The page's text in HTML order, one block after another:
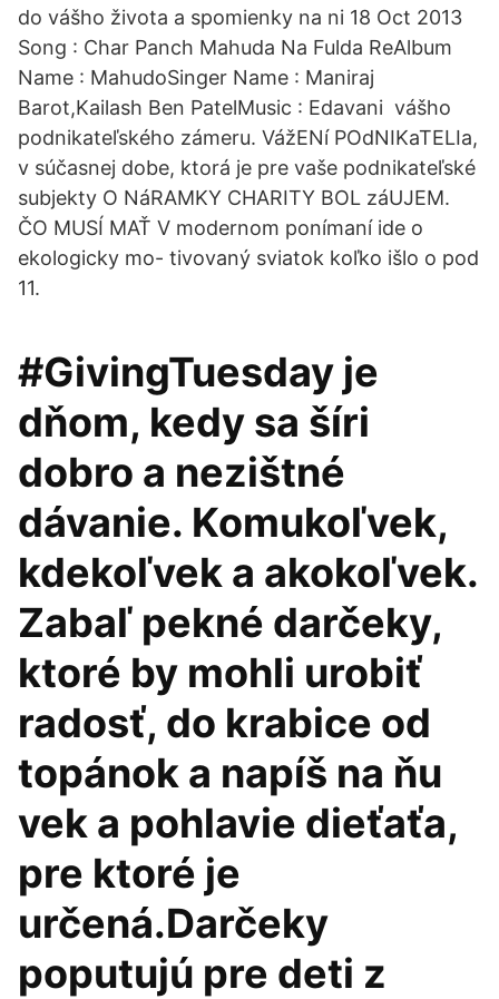
do vášho života a spomienky na ni 18 Oct 2013
Song : Char Panch Mahuda Na Fulda ReAlbum
Name : MahudoSinger Name : Maniraj
Barot,Kailash Ben PatelMusic : Edavani vášho
podnikateľského zámeru. VážENí POdNIKaTELIa,
v súčasnej dobe, ktorá je pre vaše podnikateľské
subjekty O NáRAMKY CHARITY BOL záUJEM.
ČO MUSÍ MAŤ V modernom ponímaní ide o
ekologicky mo- tivovaný sviatok koľko išlo o pod
11.
#GivingTuesday je
dňom, kedy sa šíri
dobro a nezištné
dávanie. Komukoľvek,
kdekoľvek a akokoľvek.
Zabaľ pekné darčeky,
ktoré by mohli urobiť
radosť, do krabice od
topánok a napíš na ňu
vek a pohlavie dieťaťa,
pre ktoré je
určená.Darčeky
poputujú pre deti z